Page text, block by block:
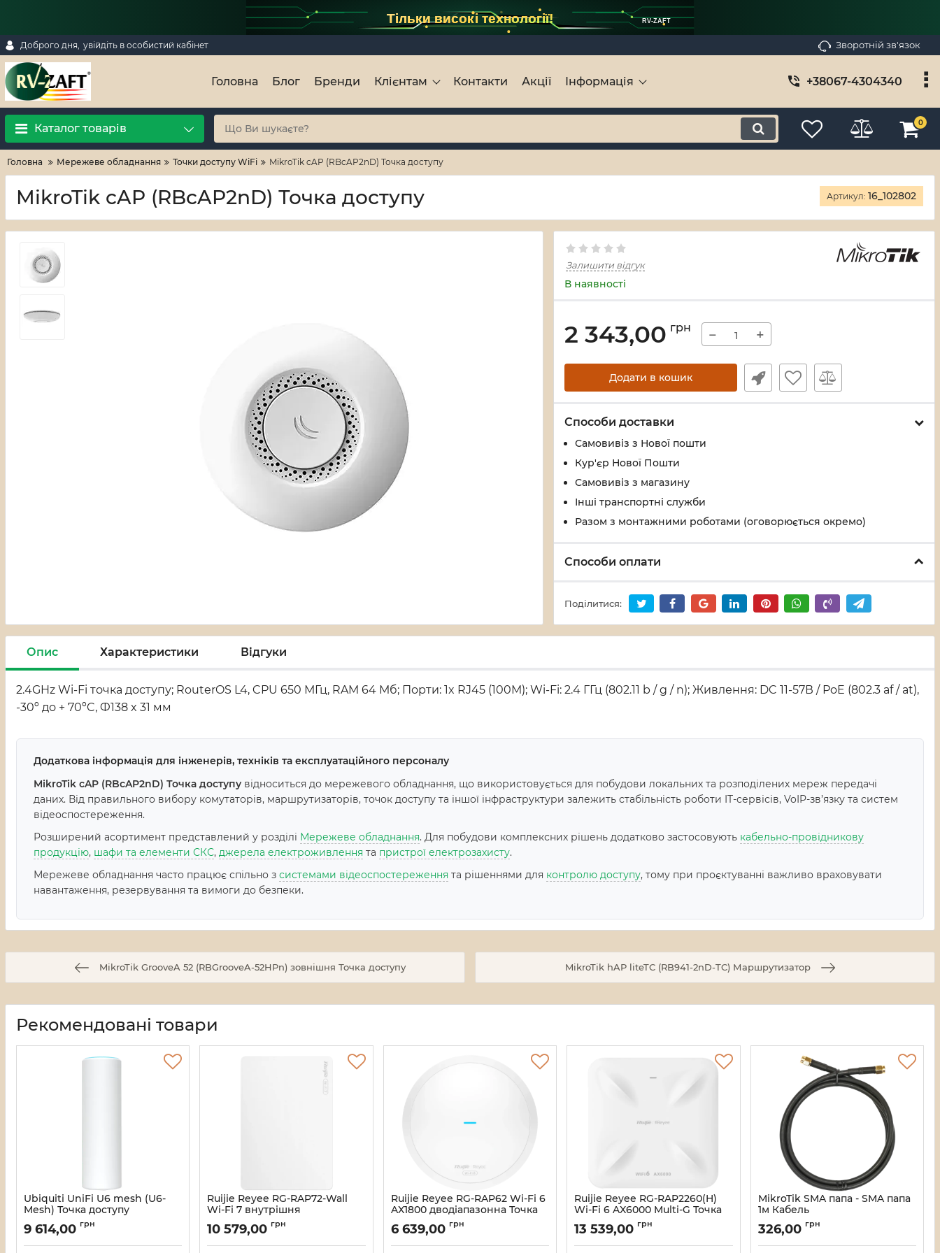
Тільки високі технології! RV-ZAFT
Доброго дня, увійдіть в особистий кабінет Зворотній зв'язок
Головна Блог Бренди Клієнтам Контакти Акції Інформація +38067-4304340
Каталог товарів 0
Головна Мережеве обладнання Точки доступу WiFi MikroTik cAP (RBcAP2nD) Точка доступу
MikroTik cAP (RBcAP2nD) Точка доступу Артикул: 16_102802
Залишити відгук
В наявності
2 343,00 грн − +
Додати в кошик
Способи доставки
Самовивіз з Нової пошти
Кур'єр Нової Пошти
Самовивіз з магазину
Інші транспортні служби
Разом з монтажними роботами (оговорюється окремо)
Способи оплати
Поділитися:
Опис Характеристики Відгуки
2.4GHz Wi-Fi точка доступу; RouterOS L4, CPU 650 МГц, RAM 64 Мб; Порти: 1x RJ45 (100M); Wi-Fi: 2.4 ГГц (802.11 b / g / n); Живлення: DC 11-57В / PoE (802.3 af / at),
-30º до + 70ºC, Ф138 x 31 мм
Додаткова інформація для інженерів, техніків та експлуатаційного персоналу
MikroTik cAP (RBcAP2nD) Точка доступу відноситься до мережевого обладнання, що використовується для побудови локальних та розподілених мереж передачі
даних. Від правильного вибору комутаторів, маршрутизаторів, точок доступу та іншої інфраструктури залежить стабільність роботи IT-сервісів, VoIP-зв’язку та систем
відеоспостереження.
Розширений асортимент представлений у розділі Мережеве обладнання. Для побудови комплексних рішень додатково застосовують кабельно-провідникову
продукцію, шафи та елементи СКС, джерела електроживлення та пристрої електрозахисту.
Мережеве обладнання часто працює спільно з системами відеоспостереження та рішеннями для контролю доступу, тому при проєктуванні важливо враховувати
навантаження, резервування та вимоги до безпеки.
MikroTik GrooveA 52 (RBGrooveA-52HPn) зовнішня Точка доступу MikroTik hAP liteTC (RB941-2nD-TC) Маршрутизатор
Рекомендовані товари
Ubiquiti UniFi U6 mesh (U6-
Mesh) Точка доступу
Артикул:16_118255
9 614,00 грн
Ruijie Reyee RG-RAP72-Wall
Wi-Fi 7 внутрішня
дводіапазонна Точка доступу
Артикул:16_118226
10 579,00 грн
Ruijie Reyee RG-RAP62 Wi-Fi 6
AX1800 дводіапазонна Точка
Артикул:16_116952
6 639,00 грн
Ruijie Reyee RG-RAP2260(H)
Wi-Fi 6 AX6000 Multi-G Точка
Артикул:16_111897
13 539,00 грн
MikroTik SMA папа - SMA папа
1м Кабель
Артикул:16_120017
326,00 грн